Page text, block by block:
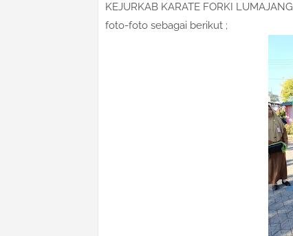
KEJURKAB KARATE FORKI LUMAJANG
foto-foto sebagai berikut ;